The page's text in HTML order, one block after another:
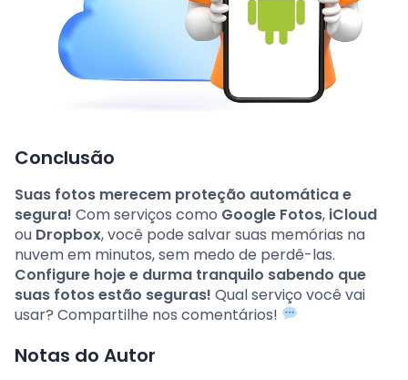
Conclusão
Suas fotos merecem proteção automática e
segura! Com serviços como Google Fotos, iCloud
ou Dropbox, você pode salvar suas memórias na
nuvem em minutos, sem medo de perdê-las.
Configure hoje e durma tranquilo sabendo que
suas fotos estão seguras! Qual serviço você vai
usar? Compartilhe nos comentários!
Notas do Autor